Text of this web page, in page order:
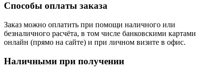
Способы оплаты заказа
Заказ можно оплатить при помощи наличного или
безналичного расчёта, в том числе банковскими картами
онлайн (прямо на сайте) и при личном визите в офис.
Наличными при получении